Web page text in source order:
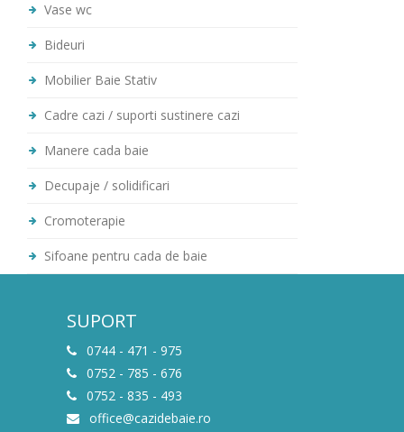
Vase wc
Bideuri
Mobilier Baie Stativ
Cadre cazi / suporti sustinere cazi
Manere cada baie
Decupaje / solidificari
Cromoterapie
Sifoane pentru cada de baie
SUPORT
0744 - 471 - 975
0752 - 785 - 676
0752 - 835 - 493
office@cazidebaie.ro